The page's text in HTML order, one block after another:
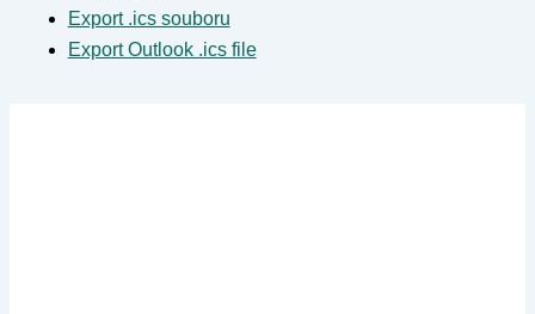
Export .ics souboru
Export Outlook .ics file